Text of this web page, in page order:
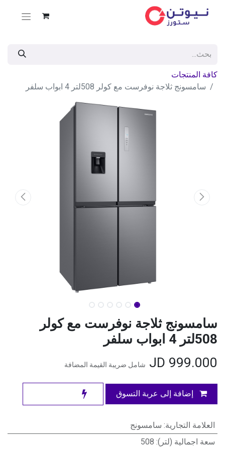
كافة المنتجات
سامسونج ثلاجة نوفرست مع كولر 508لتر 4 ابواب سلفر
سامسونج ثلاجة نوفرست مع كولر
508لتر 4 ابواب سلفر
999.000
شامل ضريبة القيمة المضافة
إضافة إلى عربة التسوق
العلامة التجارية: سامسونج
سعة اجمالية (لتر):
508